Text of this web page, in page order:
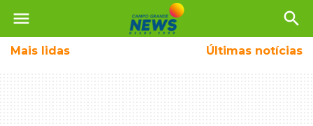
menu search
Mais lidas Últimas notícias